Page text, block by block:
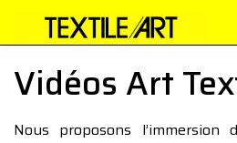
Vidéos Art
Nous proposons l’immersion